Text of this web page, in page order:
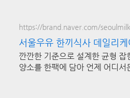
https://brand.naver.com/seoulmilk
서울우유 한끼식사 데일리케
팩에담은 균형잡힌5대영양
깐깐한 기준으로 설계한 균형 잡
양소를 한팩에 담아 언제 어디서